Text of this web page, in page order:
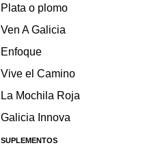
Plata o plomo
Ven A Galicia
Enfoque
Vive el Camino
La Mochila Roja
Galicia Innova
SUPLEMENTOS